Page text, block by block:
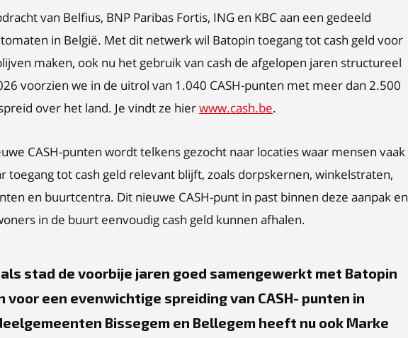
van Belfius, BNP Paribas Fortis, ING en KBC aan een gedeeld
in België. Met dit netwerk wil Batopin toegang tot cash geld voor
maken, ook nu het gebruik van cash de afgelopen jaren structureel
voorzien we in de uitrol van 1.040 CASH-punten met meer dan 2.500
over het land. Je vindt ze hierwww.cash.be.
CASH-punten wordt telkens gezocht naar locaties waar mensen vaak
toegang tot cash geld relevant blijft, zoals dorpskernen, winkelstraten,
en buurtcentra. Dit nieuwe CASH-punt in past binnen deze aanpak en
in de buurt eenvoudig cash geld kunnen afhalen.
stad de voorbije jaren goed samengewerkt met Batopin
voor een evenwichtige spreiding van CASH‑punten in
Bissegem en Bellegem heeft nu ook Marke